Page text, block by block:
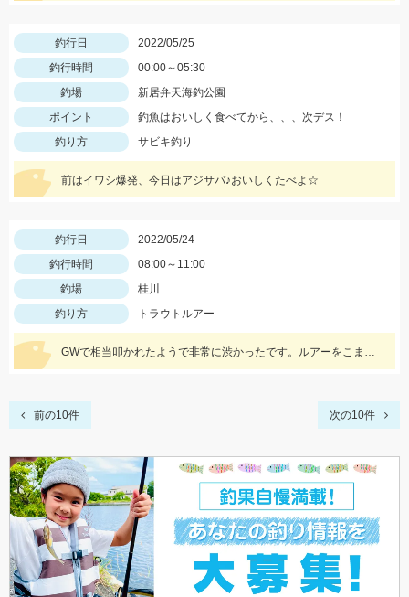
釣行日
2022/05/25
釣行時間
00:00～05:30
釣場
新居弁天海釣公園
ポイント
釣魚はおいしく食べてから、、、次デス！
釣り方
サビキ釣り
前はイワシ爆発、今日はアジサバ♪おいしくたべよ☆
釣行日
2022/05/24
釣行時間
08:00～11:00
釣場
桂川
釣り方
トラウトルアー
GWで相当叩かれたようで非常に渋かったです。ルアーをこまめにローテーションして何とかニジマスに出会えました。
前の10件 次の10件